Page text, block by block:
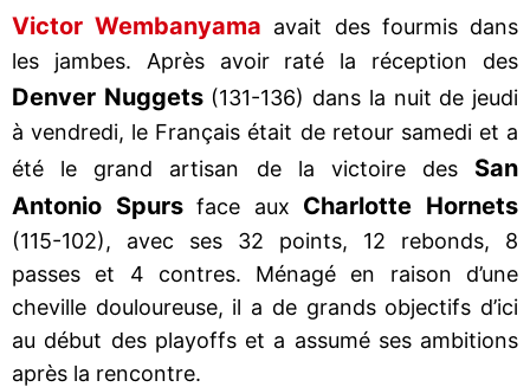
Victor Wembanyama avait des fourmis dans
les jambes. Après avoir raté la réception des
Denver Nuggets(131-136) dans la nuit de jeudi
à vendredi, le Français était de retour samedi et a
été le grand artisan de la victoire des San
Antonio Spursface aux Charlotte Hornets
(115-102), avec ses 32 points, 12 rebonds, 8
passes et 4 contres. Ménagé en raison d’une
cheville douloureuse, il a de grands objectifs d’ici
au début des playoffs et a assumé ses ambitions
après la rencontre.